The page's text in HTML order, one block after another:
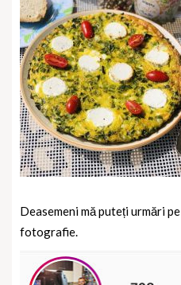
Deasemeni mă puteți urmări pe
fotografie.